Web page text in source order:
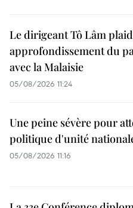
Le dirigeant Tô Lâm
approfondissement du
avec la Malaisie
05/08/2026 11:24
Une peine sévère pour
politique d'unité
05/08/2026 11:16